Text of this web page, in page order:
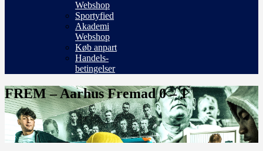
Webshop
Sportyfied
Akademi
Webshop
Køb anpart
Handels-
betingelser
FREM – Aarhus Fremad 0 – 1